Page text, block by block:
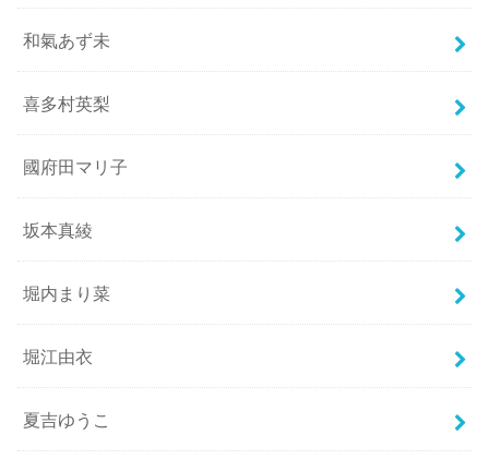
和氣あず未
喜多村英梨
國府田マリ子
坂本真綾
堀内まり菜
堀江由衣
夏吉ゆうこ